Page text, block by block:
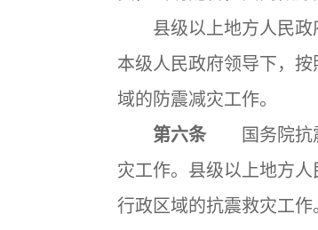
县级以上地方人民政
本级人民政府领导下，
域的防震减灾工作。
第六条 国务院抗震
灾工作。县级以上地方
行政区域的抗震救灾工作